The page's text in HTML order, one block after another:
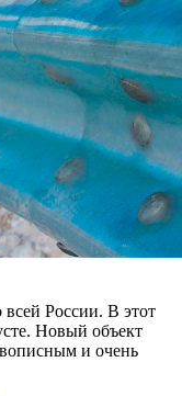
России. В этот
Новый объект
и очень